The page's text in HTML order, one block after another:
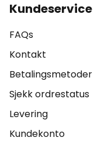
Kundeservice
FAQs
Kontakt
Betalingsmetoder
Sjekk ordrestatus
Levering
Kundekonto